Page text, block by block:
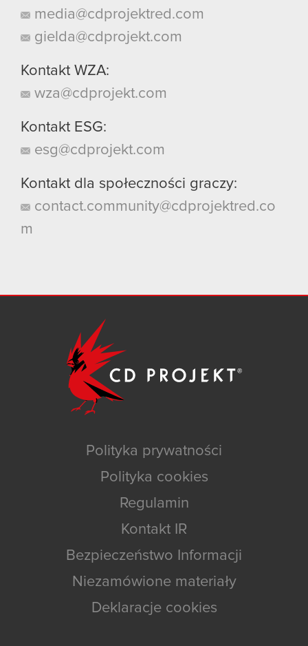
media@cdprojektred.com
gielda@cdprojekt.com
Kontakt WZA:
wza@cdprojekt.com
Kontakt ESG:
esg@cdprojekt.com
Kontakt dla społeczności graczy:
contact.community@cdprojektred.co
m
Polityka prywatności
Polityka cookies
Regulamin
Kontakt IR
Bezpieczeństwo Informacji
Niezamówione materiały
Deklaracje cookies